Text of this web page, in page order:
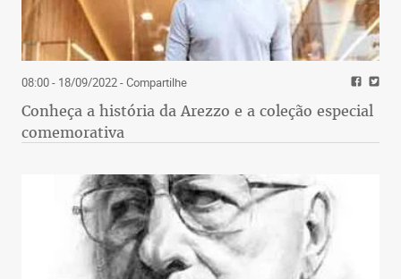
08:00 - 18/09/2022- Compartilhe
Conheça a história da Arezzo e a coleção especial
comemorativa